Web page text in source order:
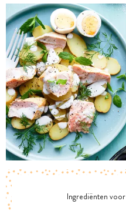
Ingrediënten voor